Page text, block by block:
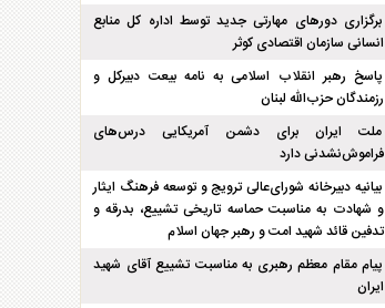
برگزاری دور‌های مهارتی جدید توسط اداره کل منابع
انسانی سازمان اقتصادی کوثر
پاسخ رهبر انقلاب اسلامی به نامه بیعت دبیرکل و
رزمندگان حزب‌الله لبنان
ملت ایران برای دشمن آمریکایی درس‌های
فراموش‌نشدنی دارد
بیانیه دبیرخانه شورای‌عالی ترویج و توسعه فرهنگ ایثار
و شهادت به مناسبت حماسه تاریخی تشییع، بدرقه و
تدفین قائد شهید امت و رهبر جهان اسلام
پیام مقام معظم رهبری به مناسبت تشییع آقای شهید
ایران